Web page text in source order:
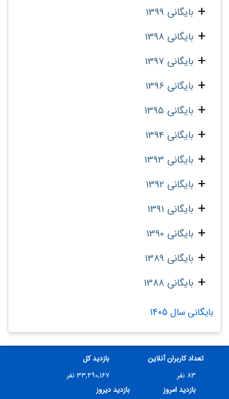
بایگانی 1399
بایگانی 1398
بایگانی 1397
بایگانی 1396
بایگانی 1395
بایگانی 1394
بایگانی 1393
بایگانی 1392
بایگانی 1391
بایگانی 1390
بایگانی 1389
بایگانی 1388
بایگانی سال 1405
تعداد کاربران آنلاین
۸۳ نفر
بازدید کل
۳۳,۴۹۰,۱۶۷ نفر
بازدید امروز
بازدید دیروز